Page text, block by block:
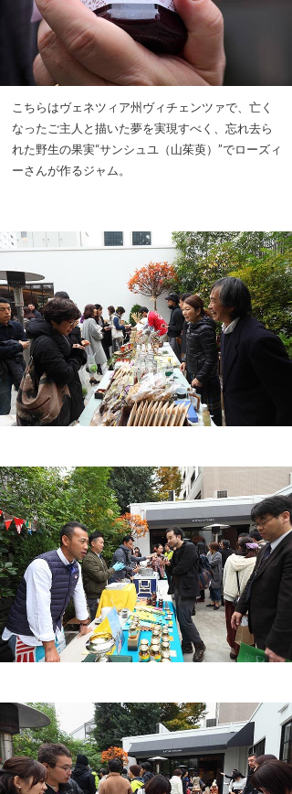
こちらはヴェネツィア州ヴィチェンツァで、亡く
なったご主人と描いた夢を実現すべく、忘れ去ら
れた野生の果実“サンシュユ（山茱萸）”でローズィ
ーさんが作るジャム。